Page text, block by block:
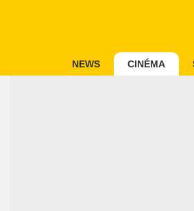
NEWS CINÉMA